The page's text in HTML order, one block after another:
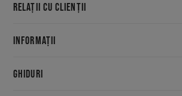
RELAȚII CU CLIENȚII
INFORMAȚII
GHIDURI